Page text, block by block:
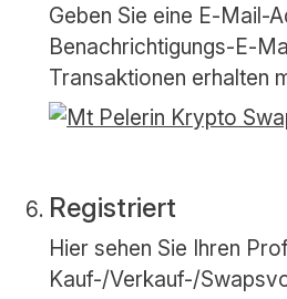
Geben Sie eine E-Mail-
Benachrichtigungs-E-
Transaktionen erhalten
Registriert
Hier sehen Sie Ihren
Kauf-/Verkauf-/